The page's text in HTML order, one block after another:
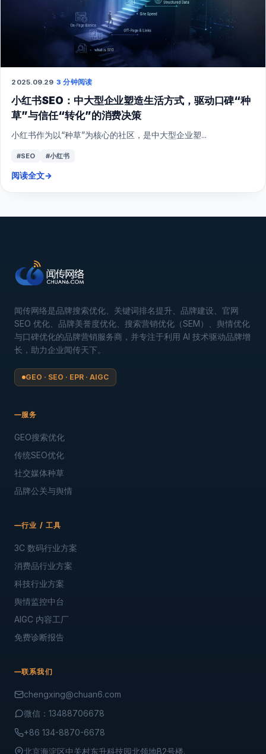
2025.09.29·3 分钟阅读
小红书SEO：中大型企业塑造生活方式，驱动口碑“种
草”与信任“转化”的消费决策
小红书作为以“种草”为核心的社区，是中大型企业塑...
#SEO #小红书
阅读全文→
闻传网络是品牌搜索优化、关键词排名提升、品牌建设、官网
SEO 优化、品牌美誉度优化、搜索营销优化（SEM）、舆情优化
与口碑优化的品牌营销服务商，并专注于利用 AI 技术驱动品牌增
长，助力企业闻传天下。
GEO · SEO · EPR · AIGC
服务
GEO搜索优化
传统SEO优化
社交媒体种草
品牌公关与舆情
行业 / 工具
3C 数码行业方案
消费品行业方案
科技行业方案
舆情监控中台
AIGC 内容工厂
免费诊断报告
联系我们
chengxing@chuan6.com
微信：13488706678
+86 134-8870-6678
北京海淀区中关村东升科技园北领地B2号楼.